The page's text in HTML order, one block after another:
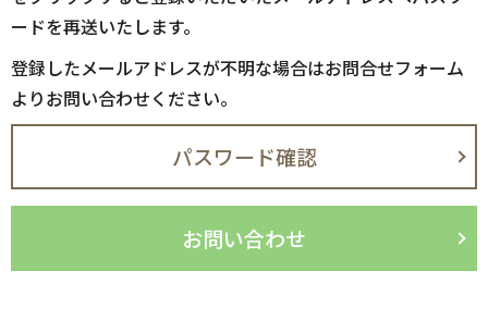
ードを再送いたします。
登録したメールアドレスが不明な場合はお問合せフォーム
よりお問い合わせください。
パスワード確認
お問い合わせ